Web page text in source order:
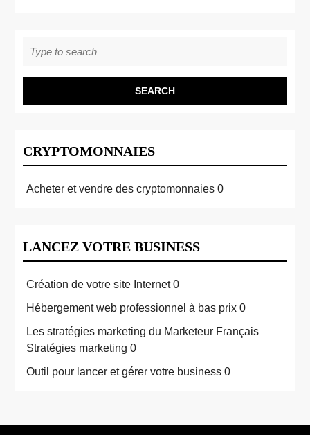
for:
CRYPTOMONNAIES
Acheter et vendre des cryptomonnaies 0
LANCEZ VOTRE BUSINESS
Création de votre site Internet0
Hébergement web professionnel à bas prix 0
Les stratégies marketing du Marketeur Français
Stratégies marketing 0
Outil pour lancer et gérer votre business 0